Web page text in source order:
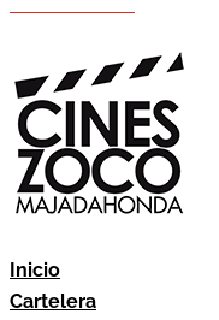
Inicio
Cartelera